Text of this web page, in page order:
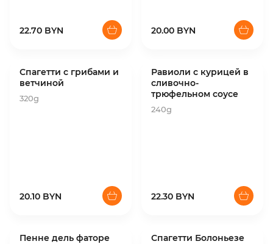
22.70 BYN 20.00 BYN
Спагетти с грибами и
ветчиной
320g
20.10 BYN
Равиоли с курицей в
сливочно-
трюфельном соусе
240g
22.30 BYN
Пенне дель фаторе Спагетти Болоньезе